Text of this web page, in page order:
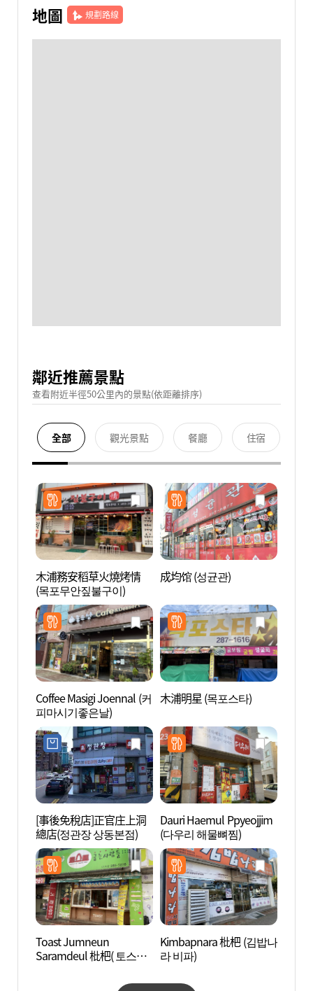
地圖 規劃路線
鄰近推薦景點
查看附近半徑50公里內的景點(依距離排序)
全部 觀光景點 餐廳 住宿
木浦務安稻草火燒烤情
(목포무안짚불구이)
成均馆 (성균관)
Coffee Masigi Joennal (커
피마시기좋은날)
木浦明星 (목포스타)
[事後免稅店]正官庄上洞
總店(정관장 상동본점)
Dauri Haemul Ppyeojjim
(다우리 해물뼈찜)
Toast Jumneun
Saramdeul 枇杷( 토스트
Kimbapnara 枇杷 (김밥나
라 비파)